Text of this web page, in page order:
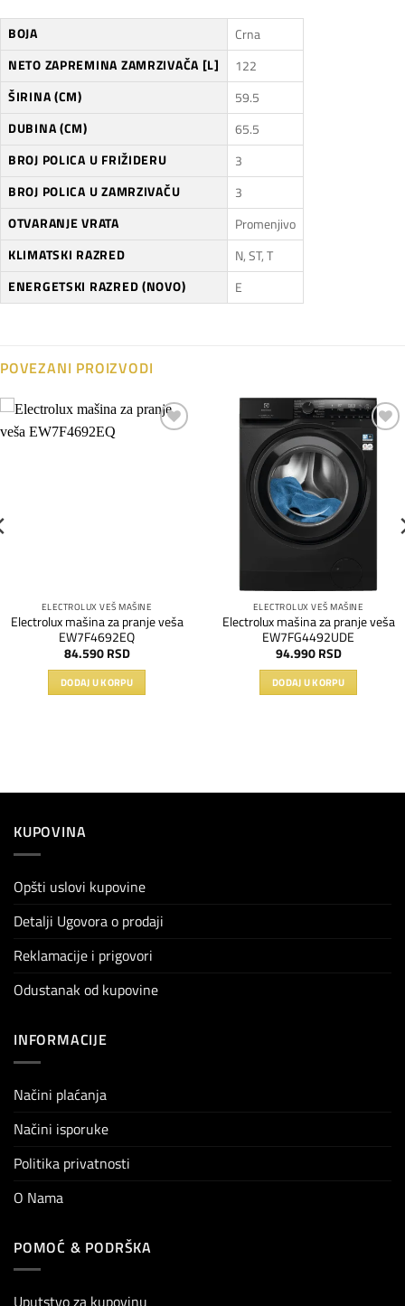
BOJA
Crna
NETO ZAPREMINA ZAMRZIVAČA [L]
122
ŠIRINA (CM)
59.5
DUBINA (CM)
65.5
BROJ POLICA U FRIŽIDERU
3
BROJ POLICA U ZAMRZIVAČU
3
OTVARANJE VRATA
Promenjivo
KLIMATSKI RAZRED
N, ST, T
ENERGETSKI RAZRED (NOVO)
E
POVEZANI PROIZVODI
ELECTROLUX VEŠ MAŠINE
Electrolux mašina za pranje veša
EW7F4692EQ
84.590 RSD
DODAJ U KORPU
Dodaj
ELECTROLUX VEŠ MAŠINE
Electrolux mašina za pranje veša
EW7FG4492UDE
94.990 RSD
DODAJ U KORPU
KUPOVINA
Opšti uslovi kupovine
Detalji Ugovora o prodaji
Reklamacije i prigovori
Odustanak od kupovine
INFORMACIJE
Načini plaćanja
Načini isporuke
Politika privatnosti
O Nama
POMOĆ & PODRŠKA
Uputstvo za kupovinu